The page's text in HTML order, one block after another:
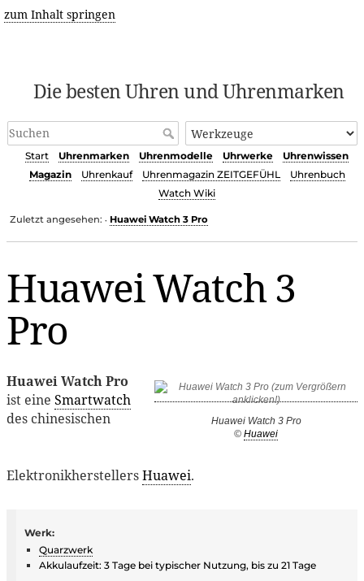
zum Inhalt springen
Die besten Uhren und Uhrenmarken
Start Uhrenmarken Uhrenmodelle Uhrwerke
Uhrenwissen
Magazin
Uhrenkauf Uhrenmagazin ZEITGEFÜHL
Uhrenbuch
Watch Wiki
Zuletzt angesehen: • Huawei Watch 3 Pro
Huawei Watch 3
Pro
Huawei Watch 3 Pro
© Huawei
Huawei Watch Pro
ist eine Smartwatch
des chinesischen
ElektronikherstellersHuawei.
Werk:
Quarzwerk
Akkulaufzeit: 3 Tage bei typischer Nutzung, bis zu 21 Tage